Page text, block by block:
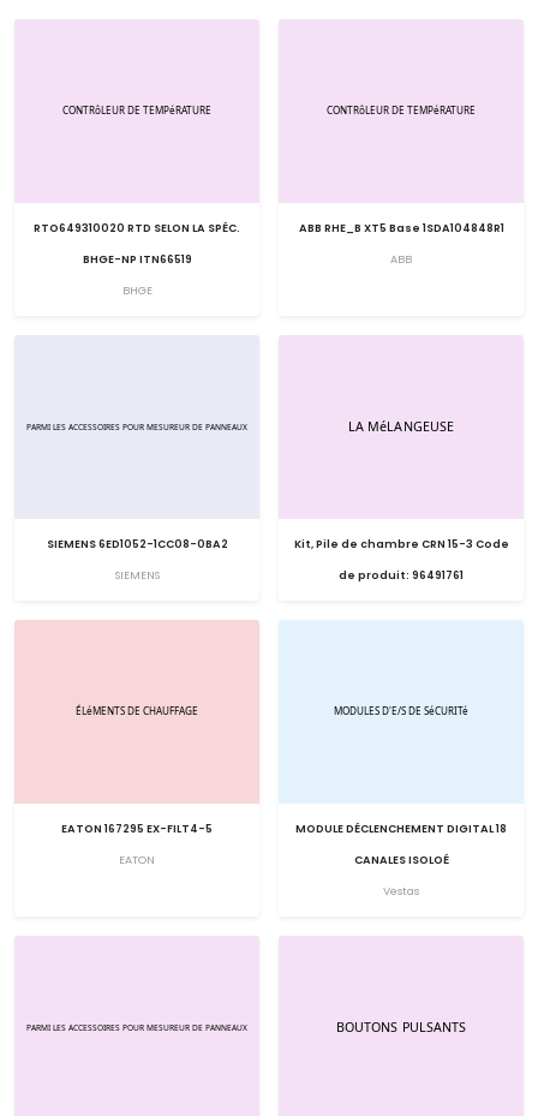
RTO649310020 RTD SELON LA SPÉC.
BHGE-NP ITN66519
BHGE
ABB RHE_B XT5 Base 1SDA104848R1
ABB
SIEMENS 6ED1052-1CC08-0BA2
SIEMENS
Kit, Pile de chambre CRN 15-3 Code
de produit: 96491761
EATON 167295 EX-FILT4-5
EATON
MODULE DÉCLENCHEMENT DIGITAL 18
CANALES ISOLOÉ
Vestas